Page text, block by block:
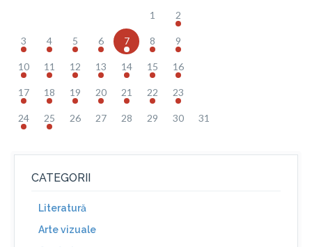
1 2
3 4 5 6 7 8 9
10 11 12 13 14 15 16
17 18 19 20 21 22 23
24 25 26 27 28 29 30 31
CATEGORII
Literatură
Arte vizuale